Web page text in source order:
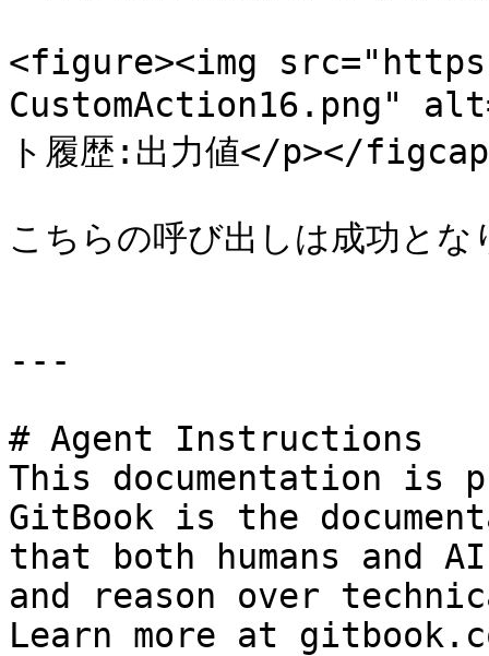
<figure><img
CustomAction16.png"
ト履歴:出力値</p></
こちらの呼び出しは成功とな
---
# Agent Instructions
This documentation is
GitBook is the
that both humans and
and reason over
Learn more at